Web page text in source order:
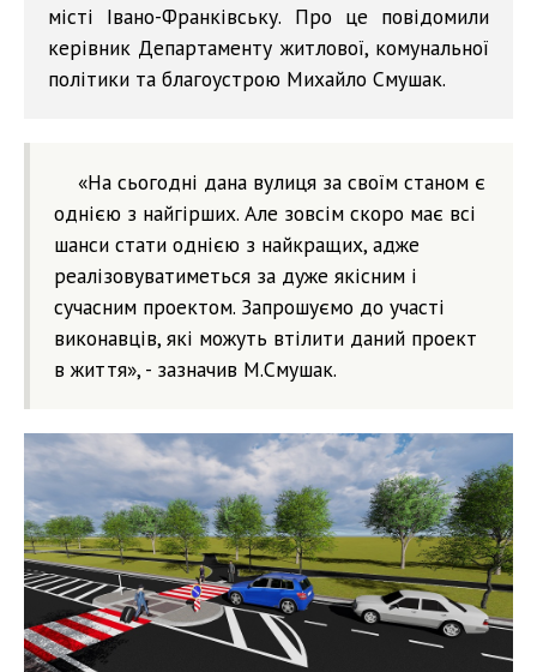
місті Івано-Франківську. Про це повідомили
керівник Департаменту житлової, комунальної
політики та благоустрою Михайло Смушак.
«На сьогодні дана вулиця за своїм станом є
однією з найгірших. Але зовсім скоро має всі
шанси стати однією з найкращих, адже
реалізовуватиметься за дуже якісним і
сучасним проектом. Запрошуємо до участі
виконавців, які можуть втілити даний проект
в життя», - зазначив М.Смушак.